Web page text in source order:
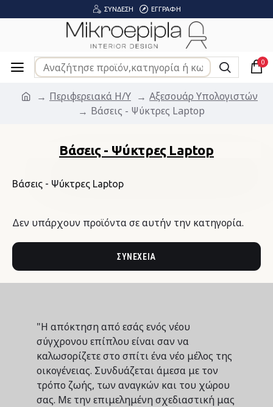
ΣΎΝΔΕΣΗ ΕΓΓΡΑΦΉ
0
Περιφερειακά Η/Υ
Αξεσουάρ Υπολογιστών
Βάσεις - Ψύκτρες Laptop
Βάσεις - Ψύκτρες Laptop
Βάσεις - Ψύκτρες Laptop
Δεν υπάρχουν προϊόντα σε αυτήν την κατηγορία.
ΣΥΝΈΧΕΙΑ
"Η απόκτηση από εσάς ενός νέου
σύγχρονου επίπλου είναι σαν να
καλωσορίζετε στο σπίτι ένα νέο μέλος της
οικογένειας. Συνδυάζεται άμεσα με τον
τρόπο ζωής, των αναγκών και του χώρου
σας. Με την επιμελημένη σχεδιαστική μας